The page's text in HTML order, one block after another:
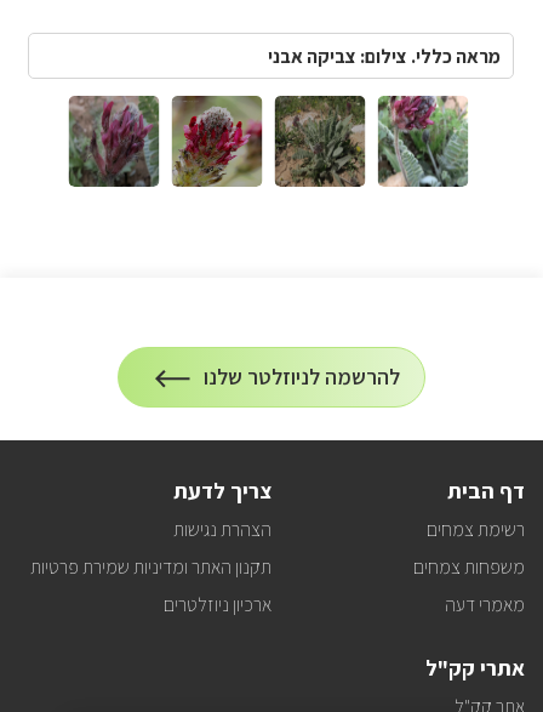
מראה כללי. צילום: צביקה אבני
הרשמה
להרשמה לניוזלטר שלנו
על
הרשמה
דף הבית
רשימת צמחים
משפחות צמחים
מאמרי דעה
צריך לדעת
הצהרת נגישות
תקנון האתר ומדיניות שמירת פרטיות
ארכיון ניוזלטרים
אתרי קק"ל
אתר קק"ל